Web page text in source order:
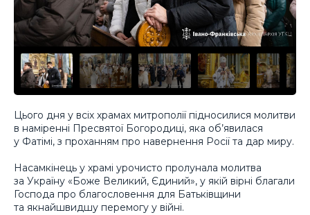
Цього дня у всіх храмах митрополії підносилися молитви
в наміренні Пресвятої Богородиці, яка об’явилася
у Фатімі, з проханням про навернення Росії та дар миру.
Насамкінець у храмі урочисто пролунала молитва
за Україну «Боже Великий, Єдиний», у якій вірні благали
Господа про благословення для Батьківщини
та якнайшвидшу перемогу у війні.